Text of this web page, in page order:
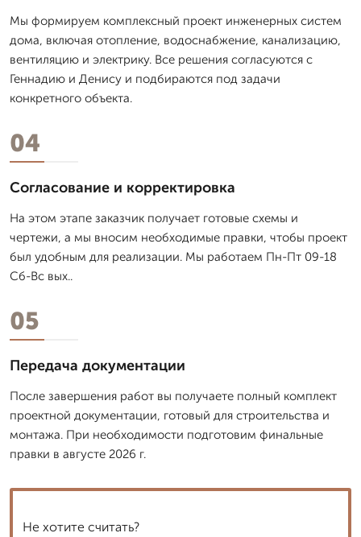
Мы формируем комплексный проект инженерных систем
дома, включая отопление, водоснабжение, канализацию,
вентиляцию и электрику. Все решения согласуются с
Геннадию и Денису и подбираются под задачи
конкретного объекта.
04
Согласование и корректировка
На этом этапе заказчик получает готовые схемы и
чертежи, а мы вносим необходимые правки, чтобы проект
был удобным для реализации. Мы работаем Пн-Пт 09-18
Сб-Вс вых..
05
Передача документации
После завершения работ вы получаете полный комплект
проектной документации, готовый для строительства и
монтажа. При необходимости подготовим финальные
правки в августе 2026 г.
Не хотите считать?